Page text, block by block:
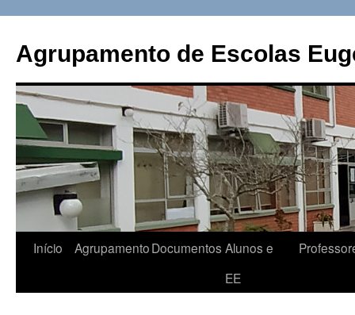
o
conteúdo
Agrupamento de Escolas
Início AgrupamentoDocumentos Alunos e
EE